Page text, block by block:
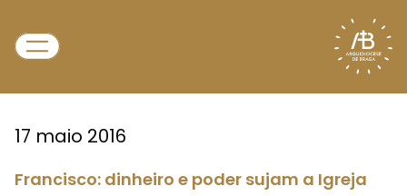
17 maio 2016
Francisco: dinheiro e poder sujam a Igreja